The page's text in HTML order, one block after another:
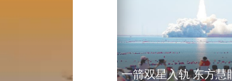
一箭双星入轨 东方慧